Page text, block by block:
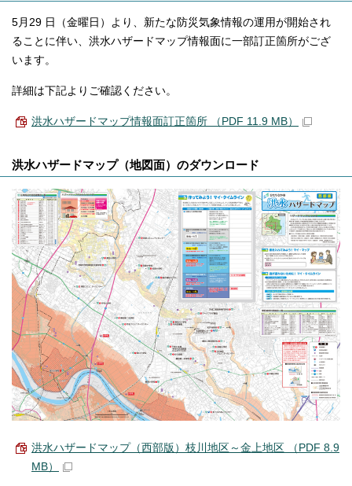
5月29 日（金曜日）より、新たな防災気象情報の運用が開始され
ることに伴い、洪水ハザードマップ情報面に一部訂正箇所がござ
います。
詳細は下記よりご確認ください。
洪水ハザードマップ情報面訂正箇所 （PDF 11.9 MB）
洪水ハザードマップ（地図面）のダウンロード
洪水ハザードマップ（西部版）枝川地区～金上地区 （PDF 8.9
MB）